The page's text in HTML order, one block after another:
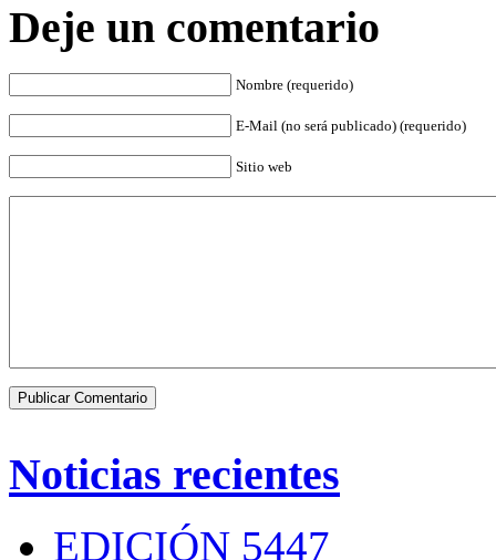
Deje un comentario
Nombre (requerido)
E-Mail (no será publicado) (requerido)
Sitio web
Noticias recientes
EDICIÓN 5447